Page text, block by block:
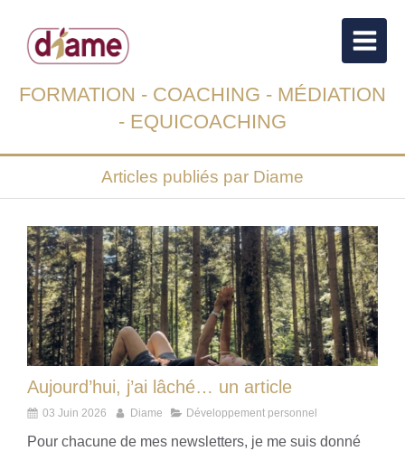
FORMATION - COACHING - MÉDIATION
- EQUICOACHING
Articles publiés par Diame
Aujourd’hui, j’ai lâché… un article
03 Juin 2026 Diame Développement personnel
Pour chacune de mes newsletters, je me suis donné